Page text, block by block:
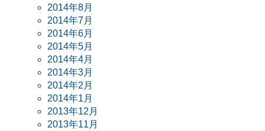
2014年8月
2014年7月
2014年6月
2014年5月
2014年4月
2014年3月
2014年2月
2014年1月
2013年12月
2013年11月